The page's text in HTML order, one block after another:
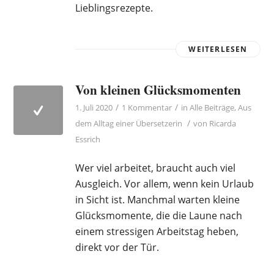
Lieblingsrezepte.
WEITERLESEN
Von kleinen Glücksmomenten
1. Juli 2020 / 1 Kommentar / inAlle Beiträge,Aus
dem Alltag einer Übersetzerin / von Ricarda
Essrich
Wer viel arbeitet, braucht auch viel
Ausgleich. Vor allem, wenn kein Urlaub
in Sicht ist. Manchmal warten kleine
Glücksmomente, die die Laune nach
einem stressigen Arbeitstag heben,
direkt vor der Tür.